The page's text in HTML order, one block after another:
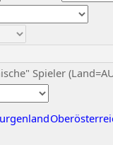
Spieler